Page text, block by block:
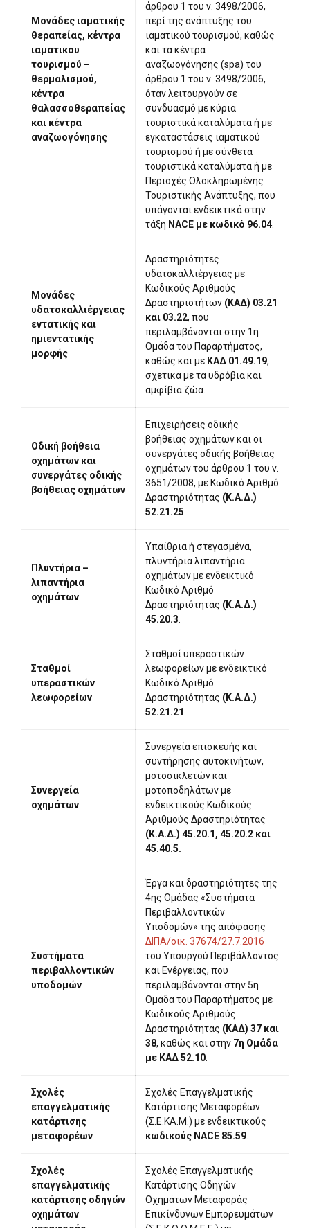
Μονάδες ιαματικής
θεραπείας, κέντρα
ιαματικου
τουρισμού –
θερμαλισμού,
κέντρα
θαλασσοθεραπείας
και κέντρα
αναζωογόνησης
άρθρου 1 του ν. 3498/2006,
περί της ανάπτυξης του
ιαματικού τουρισμού, καθώς
και τα κέντρα
αναζωογόνησης (spa) του
άρθρου 1 του ν. 3498/2006,
όταν λειτουργούν σε
συνδυασμό με κύρια
τουριστικά καταλύματα ή με
εγκαταστάσεις ιαματικού
τουρισμού ή με σύνθετα
τουριστικά καταλύματα ή με
Περιοχές Ολοκληρωμένης
Τουριστικής Ανάπτυξης, που
υπάγονται ενδεικτικά στην
τάξη NACE με κωδικό 96.04
Μονάδες
υδατοκαλλιέργειας
εντατικής και
ημιεντατικής
μορφής
Δραστηριότητες
υδατοκαλλιέργειας με
Κωδικούς Αριθμούς
Δραστηριοτήτων (ΚΑΔ) 03.21
και 03.22, που
περιλαμβάνονται στην 1η
Ομάδα του Παραρτήματος,
καθώς και με ΚΑΔ 01.49.19,
σχετικά με τα υδρόβια και
αμφίβια ζώα.
Οδική βοήθεια
οχημάτων και
συνεργάτες οδικής
βοήθειας οχημάτων
Επιχειρήσεις οδικής
βοήθειας οχημάτων και οι
συνεργάτες οδικής βοήθειας
οχημάτων του άρθρου 1 του ν.
3651/2008, με Κωδικό Αριθμό
Δραστηριότητας (Κ.Α.Δ.)
52.21.25
Πλυντήρια –
λιπαντήρια
οχημάτων
Υπαίθρια ή στεγασμένα,
πλυντήρια λιπαντήρια
οχημάτων με ενδεικτικό
Κωδικό Αριθμό
Δραστηριότητας (Κ.Α.Δ.)
45.20.3
Σταθμοί
υπεραστικών
λεωφορείων
Σταθμοί υπεραστικών
λεωφορείων με ενδεικτικό
Κωδικό Αριθμό
Δραστηριότητας (Κ.Α.Δ.)
52.21.21
Συνεργεία
οχημάτων
Συνεργεία επισκευής και
συντήρησης αυτοκινήτων,
μοτοσικλετών και
μοτοποδηλάτων με
ενδεικτικούς Κωδικούς
Αριθμούς Δραστηριότητας
(Κ.Α.Δ.) 45.20.1, 45.20.2 και
45.40.5.
Συστήματα
περιβαλλοντικών
υποδομών
Έργα και δραστηριότητες της
4ης Ομάδας «Συστήματα
Περιβαλλοντικών
Υποδομών» της απόφασης
ΔΙΠΑ/οικ. 37674/27.7.2016
του Υπουργού Περιβάλλοντος
και Ενέργειας, που
περιλαμβάνονται στην 5η
Ομάδα του Παραρτήματος με
Κωδικούς Αριθμούς
Δραστηριότητας (ΚΑΔ) 37 και
38, καθώς και στην 7η Ομάδα
με ΚΑΔ 52.10
Σχολές
επαγγελματικής
κατάρτισης
μεταφορέων
Σχολές Επαγγελματικής
Κατάρτισης Μεταφορέων
(Σ.Ε.ΚΑ.Μ.) με ενδεικτικούς
κωδικούς NACE 85.59
Σχολές
επαγγελματικής
κατάρτισης οδηγών
οχημάτων
Σχολές Επαγγελματικής
Κατάρτισης Οδηγών
Οχημάτων Μεταφοράς
Επικίνδυνων Εμπορευμάτων